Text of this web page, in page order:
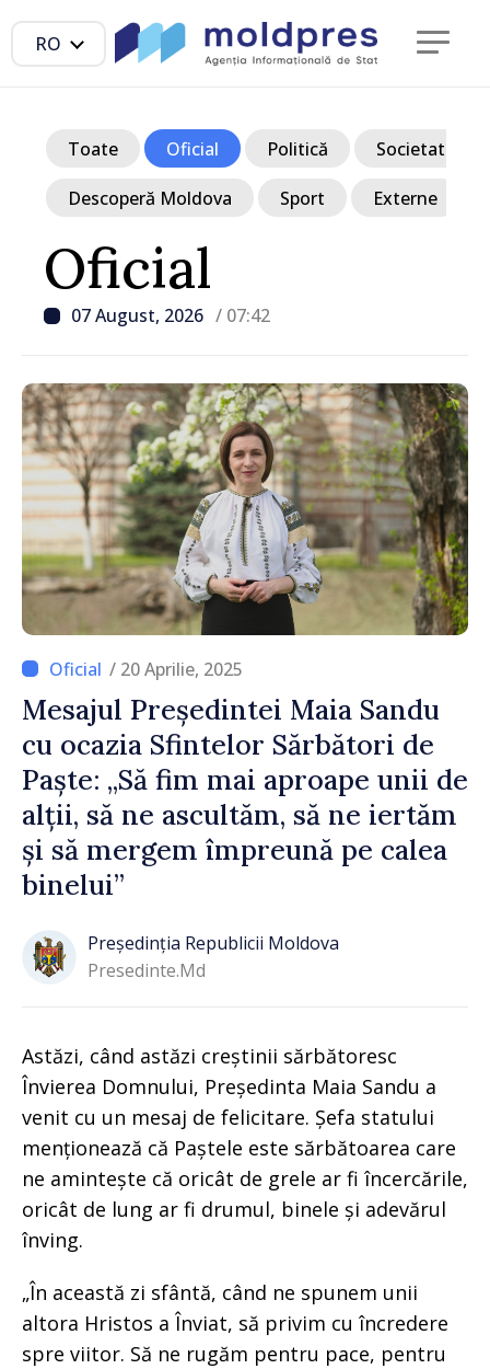
RO
Oficial
07 August, 2026 / 07:42
Toate Oficial Politică Societate
Descoperă Moldova Sport Externe
/ 20 Aprilie, 2025
Mesajul Președintei Maia Sandu
cu ocazia Sfintelor Sărbători de
Paște: „Să fim mai aproape unii de
alții, să ne ascultăm, să ne iertăm
și să mergem împreună pe calea
binelui”
Președinția Republicii Moldova
Presedinte.md
Astăzi, când astăzi creștinii sărbătoresc
Învierea Domnului, Președinta Maia Sandu a
venit cu un mesaj de felicitare. Șefa statului
menționează că Paștele este sărbătoarea care
ne amintește că oricât de grele ar fi încercările,
oricât de lung ar fi drumul, binele și adevărul
înving.
„În această zi sfântă, când ne spunem unii
altora Hristos a Înviat, să privim cu încredere
spre viitor. Să ne rugăm pentru pace, pentru